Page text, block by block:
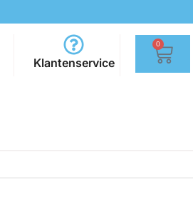
Klantenservice
0